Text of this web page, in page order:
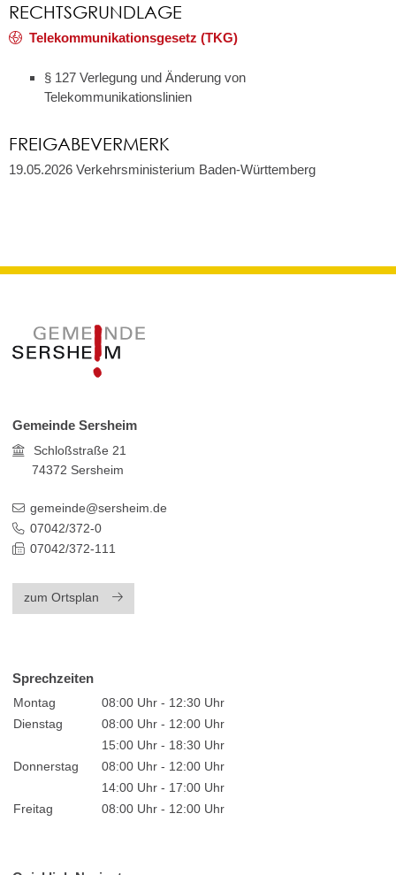
RECHTSGRUNDLAGE
Telekommunikationsgesetz (TKG)
§ 127 Verlegung und Änderung von
Telekommunikationslinien
FREIGABEVERMERK
19.05.2026 Verkehrsministerium Baden-Württemberg
Gemeinde Sersheim
Schloßstraße 21
74372 Sersheim
gemeinde@sersheim.de
07042/372-0
07042/372-111
zum Ortsplan
Sprechzeiten
Montag
08:00 Uhr - 12:30 Uhr
Dienstag
08:00 Uhr - 12:00 Uhr
15:00 Uhr - 18:30 Uhr
Donnerstag
08:00 Uhr - 12:00 Uhr
14:00 Uhr - 17:00 Uhr
Freitag
08:00 Uhr - 12:00 Uhr